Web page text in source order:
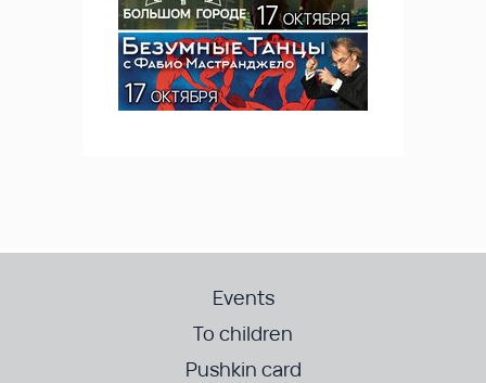
Events
To children
Pushkin card